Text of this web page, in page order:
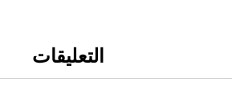
التعليقات